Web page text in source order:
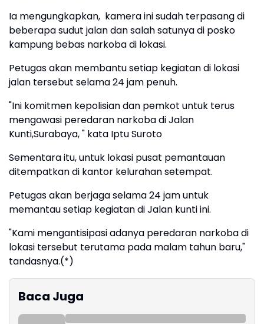
Ia mengungkapkan, kamera ini sudah terpasang di
beberapa sudut jalan dan salah satunya di posko
kampung bebas narkoba di lokasi.
Petugas akan membantu setiap kegiatan di lokasi
jalan tersebut selama 24 jam penuh.
"Ini komitmen kepolisian dan pemkot untuk terus
mengawasi peredaran narkoba di Jalan
Kunti,Surabaya, " kata Iptu Suroto
Sementara itu, untuk lokasi pusat pemantauan
ditempatkan di kantor kelurahan setempat.
Petugas akan berjaga selama 24 jam untuk
memantau setiap kegiatan di Jalan kunti ini.
"Kami mengantisipasi adanya peredaran narkoba di
lokasi tersebut terutama pada malam tahun baru,"
tandasnya.(*)
Baca Juga